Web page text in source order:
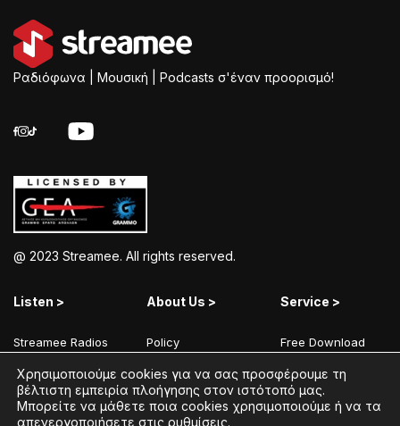
Ραδιόφωνα | Μουσική | Podcasts σ'έναν προορισμό!
@ 2023 Streamee. All rights reserved.
Listen >
Streamee Radios
Moods
Radios
Podcasts
About Us >
Policy
Terms of Use
Coins Explained
Streamee News
Service >
Free Download
Add Your Station
Contact
Χρησιμοποιούμε cookies για να σας προσφέρουμε τη
βέλτιστη εμπειρία πλοήγησης στον ιστότοπό μας.
Μπορείτε να μάθετε ποια cookies χρησιμοποιούμε ή να τα
απενεργοποιήσετε στις ρυθμίσεις.